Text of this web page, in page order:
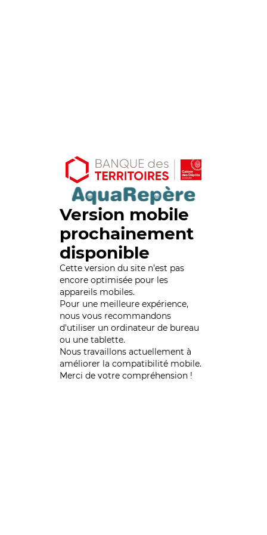
Version mobile
prochainement
disponible
Cette version du site n’est pas
encore optimisée pour les
appareils mobiles.
Pour une meilleure expérience,
nous vous recommandons
d'utiliser un ordinateur de bureau
ou une tablette.
Nous travaillons actuellement à
améliorer la compatibilité mobile.
Merci de votre compréhension !